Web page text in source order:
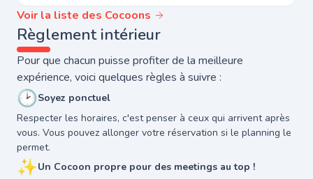
Voir la liste des Cocoons
Règlement intérieur
Pour que chacun puisse profiter de la meilleure
expérience, voici quelques règles à suivre :
🕑Soyez ponctuel
Respecter les horaires, c'est penser à ceux qui arrivent après
vous. Vous pouvez allonger votre réservation si le planning le
permet.
✨Un Cocoon propre pour des meetings au top !